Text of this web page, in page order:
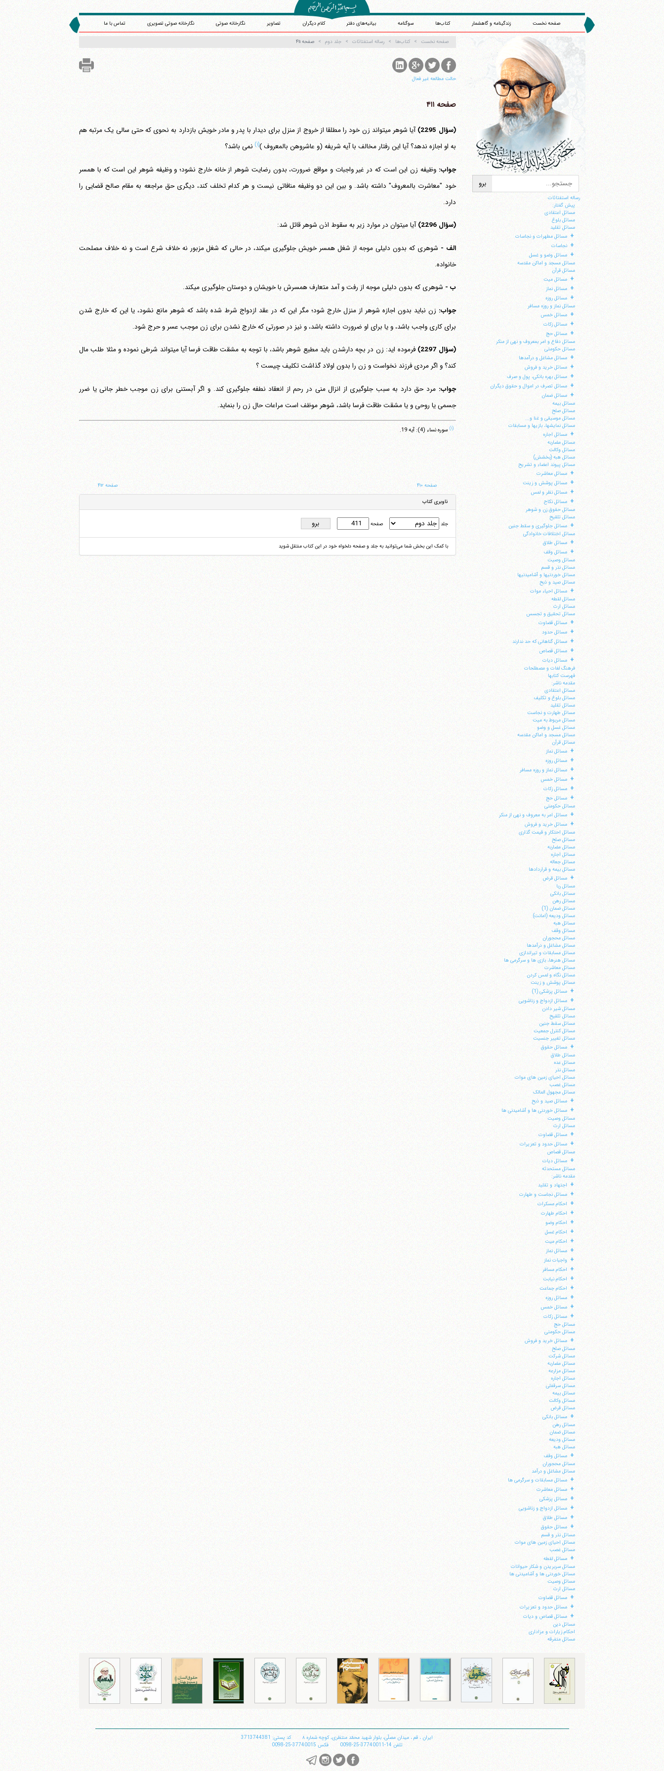
صفحه نخست زندگینامه و گاهشمار کتاب‌ها سوگنامه بیانیه‌های دفتر کلام دیگران تصاویر نگارخانه صوتی نگارخانه صوتی تصویری تماس با ما
رساله استفتائات
پیش گفتار:
مسائل اعتقادی
مسائل بلوغ
مسائل تقلید
+ مسائل مطهرات و نجاسات
+ نجاسات
+ مسائل وضو و غسل
مسائل مسجد و اماکن مقدسه
مسائل قرآن
+ مسائل میت
+ مسائل نماز
+ مسائل روزه
مسائل نماز و روزه مسافر
+ مسائل خمس
+ مسائل زکات
+ مسائل حج
مسائل دفاع و امر بمعروف و نهی از منکر
مسائل حکومتی
+ مسائل مشاغل و درآمدها
+ مسائل خرید و فروش
+ مسائل بهره بانکی، پول و صرف
+ مسائل تصرف در اموال و حقوق دیگران
+ مسائل ضمان
مسائل بیمه
مسائل صلح
مسائل موسیقی و غنا و...
مسائل نمایشها، بازیها و مسابقات
+ مسائل اجاره
مسائل مضاربه
مسائل وکالت
مسائل هبه (بخشش)
مسائل پیوند اعضاء و تشریح
+ مسائل معاشرت
+ مسائل پوشش و زینت
+ مسائل نظر و لمس
+ مسائل نکاح
مسائل حقوق زن و شوهر
مسائل تلقیح
+ مسائل جلوگیری و سقط جنین
مسائل اختلافات خانوادگی
+ مسائل طلاق
+ مسائل وقف
مسائل وصیت
مسائل نذر و قسم
مسائل خوردنیها و آشامیدنیها
مسائل صید و ذبح
+ مسائل احیاء موات
مسائل لقطه
مسائل ارث
مسائل تحقیق و تجسس
+ مسائل قضاوت
+ مسائل حدود
+ مسائل گناهانی که حد ندارند
+ مسائل قصاص
+ مسائل دیات
فرهنگ لغات و مصطلحات
فهرست کتابها
مقدمه ناشر:
مسائل اعتقادی
مسائل بلوغ و تکلیف
مسائل تقلید
مسائل طهارت و نجاست
مسائل مربوط به میت
مسائل غسل و وضو
مسائل مسجد و اماکن مقدسه
مسائل قرآن
+ مسائل نماز
+ مسائل روزه
+ مسائل نماز و روزه مسافر
+ مسائل خمس
+ مسائل زکات
+ مسائل حج
مسائل حکومتی
+ مسائل امر به معروف و نهی از منکر
+ مسائل خرید و فروش
مسائل احتکار و قیمت گذاری
مسائل صلح
مسائل مضاربه
مسائل اجاره
مسائل جعاله
مسائل بیمه و قراردادها
+ مسائل قرض
مسائل ربا
مسائل بانکی
مسائل رهن
مسائل ضمان (1)
مسائل ودیعه (امانت)
مسائل هبه
مسائل وقف
مسائل محجوران
مسائل مشاغل و درآمدها
مسائل مسابقات و تیراندازی
مسائل هنرها، بازی ها و سرگرمی ها
مسائل معاشرت
مسائل نگاه و لمس کردن
مسائل پوشش و زینت
+ مسائل پزشکی (1)
+ مسائل ازدواج و زناشویی
مسائل شیر دادن
مسائل تلقیح
مسائل سقط جنین
مسائل کنترل جمعیت
مسائل تغییر جنسیت
+ مسائل حقوق
مسائل طلاق
مسائل عده
مسائل نذر
مسائل احیای زمین های موات
مسائل غصب
مسائل مجهول المالک
+ مسائل صید و ذبح
+ مسائل خوردنی ها و آشامیدنی ها
مسائل وصیت
مسائل ارث
+ مسائل قضاوت
+ مسائل حدود و تعزیرات
مسائل قصاص
+ مسائل دیات
مسائل مستحدثه
مقدمه ناشر:
+ اجتهاد و تقلید
+ مسائل نجاست و طهارت
+ احکام مسکرات
+ احکام طهارت
+ احکام وضو
+ احکام غسل
+ احکام میت
+ مسائل نماز
+ واجبات نماز
+ احکام مسافر
+ احکام نیابت
+ احکام جماعت
+ مسائل روزه
+ مسائل خمس
+ مسائل زکات
مسائل حج
مسائل حکومتی
+ مسائل خرید و فروش
مسائل صلح
مسائل شرکت
مسائل مضاربه
مسائل مزارعه
مسائل اجاره
مسائل سرقفلی
مسائل بیمه
مسائل وکالت
مسائل قرض
+ مسائل بانکی
مسائل رهن
مسائل ضمان
مسائل ودیعه
مسائل هبه
+ مسائل وقف
مسائل محجوران
مسائل مشاغل و درآمد
+ مسائل مسابقات و سرگرمی ها
+ مسائل معاشرت
+ مسائل پزشکی
+ مسائل ازدواج و زناشویی
+ مسائل طلاق
+ مسائل حقوق
مسائل نذر و قسم
مسائل احیای زمین های موات
مسائل غصب
+ مسائل لقطه
مسائل سربریدن و شکار حیوانات
مسائل خوردنی ها و آشامیدنی ها
مسائل وصیت
مسائل ارث
+ مسائل قضاوت
+ مسائل حدود و تعزیرات
+ مسائل قصاص و دیات
مسائل دین
احکام زیارات و عزاداری
مسائل متفرقه
صفحه نخست کتاب‌ها رساله استفتائات جلد دوم صفحه ۴۱۱
حالت مطالعه غیر فعال
صفحه ۴۱۱
(سؤال 2295)
آیا شوهر می‎تواند زن خود را مطلقا از خروج از منزل برای دیدار با پدر و مادر خویش بازدارد به نحوی که حتی سالی یک مرتبه هم
به او اجازه ندهد؟ آیا این رفتار مخالف با آیه شریفه (و عاشروهن بالمعروف )(۱) نمی باشد؟
جواب:وظیفه زن این است که در غیر واجبات و مواقع ضرورت، بدون رضایت شوهر از خانه خارج نشود؛ و وظیفه شوهر این است که با همسر
خود "معاشرت بالمعروف" داشته باشد. و بین این دو وظیفه منافاتی نیست و هر کدام تخلف کند، دیگری حق مراجعه به مقام صالح قضایی را
دارد.
(سؤال 2296) آیا می‎توان در موارد زیر به سقوط اذن شوهر قائل شد:
الف -
شوهری که بدون دلیلی موجه از شغل همسر خویش جلوگیری می‎کند، در حالی که شغل مزبور نه خلاف شرع است و نه خلاف مصلحت
خانواده.
ب - شوهری که بدون دلیلی موجه از رفت و آمد متعارف همسرش با خویشان و دوستان جلوگیری می‎کند.
جواب: زن نباید بدون اجازه شوهر از منزل خارج شود؛ مگر این که در عقد ازدواج شرط شده باشد که شوهر مانع نشود، یا این که خارج شدن
برای کاری واجب باشد، و یا برای او ضرورت داشته باشد، و نیز در صورتی که خارج نشدن برای زن موجب عسر و حرج شود.
(سؤال 2297)
فرموده اید: زن در بچه دارشدن باید مطیع شوهر باشد، با توجه به مشقت طاقت فرسا آیا می‎تواند شرطی نموده و مثلا طلب مال
کند؟ و اگر مردی فرزند نخواست و زن را بدون اولاد گذاشت تکلیف چیست ؟
جواب: مرد حق دارد به سبب جلوگیری از انزال منی در رحم از انعقاد نطفه جلوگیری کند. و اگر آبستنی برای زن موجب خطر جانی یا ضرر
جسمی یا روحی و یا مشقت طاقت فرسا باشد، شوهر موظف است مراعات حال زن را بنماید.
(۱) سوره نساء (4): آیه 19.
صفحه ۴۱۰ صفحه ۴۱۲
ناوبری کتاب
جلد صفحه
با کمک این بخش شما می‌توانید به جلد و صفحه دلخواه خود در این کتاب منتقل شوید
ایران ، قم ، میدان مصلّی، بلوار شهید محمّد منتظری، كوچه شماره ٨
کد پستی: 3713744381
تلفن 14-37740011-25-0098 فکس 37740015-25-0098